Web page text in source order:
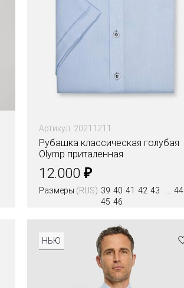
Артикул: 20211211
Рубашка классическая голубая
Olymp приталенная
12.000 ₽
Размеры (RUS) 39 40 41 42 43
44
45 46
НЬЮ